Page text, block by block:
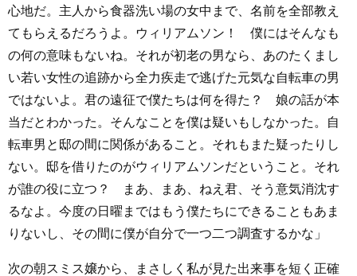
心地だ。主人から食器洗い場の女中まで、名前を全部教え
てもらえるだろうよ。ウィリアムソン！ 僕にはそんなも
の何の意味もないね。それが初老の男なら、あのたくまし
い若い女性の追跡から全力疾走で逃げた元気な自転車の男
ではないよ。君の遠征で僕たちは何を得た？ 娘の話が本
当だとわかった。そんなことを僕は疑いもしなかった。自
転車男と邸の間に関係があること。それもまた疑ったりし
ない。邸を借りたのがウィリアムソンだということ。それ
が誰の役に立つ？ まあ、まあ、ねえ君、そう意気消沈す
るなよ。今度の日曜まではもう僕たちにできることもあま
りないし、その間に僕が自分で一つ二つ調査するかな」
次の朝スミス嬢から、まさしく私が見た出来事を短く正確